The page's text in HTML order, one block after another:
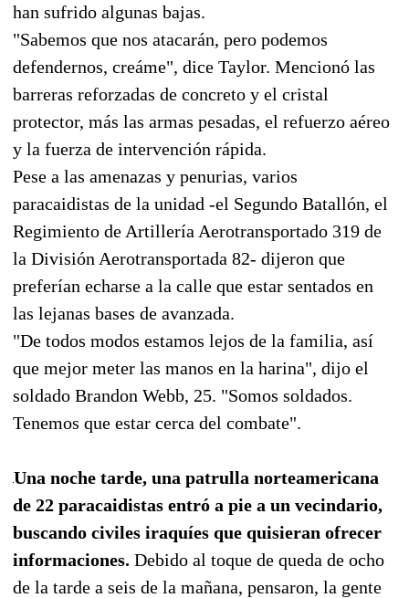
han sufrido algunas bajas.
"Sabemos que nos atacarán, pero podemos
defendernos, creáme", dice Taylor. Mencionó las
barreras reforzadas de concreto y el cristal
protector, más las armas pesadas, el refuerzo aéreo
y la fuerza de intervención rápida.
Pese a las amenazas y penurias, varios
paracaidistas de la unidad -el Segundo Batallón, el
Regimiento de Artillería Aerotransportado 319 de
la División Aerotransportada 82- dijeron que
preferían echarse a la calle que estar sentados en
las lejanas bases de avanzada.
"De todos modos estamos lejos de la familia, así
que mejor meter las manos en la harina", dijo el
soldado Brandon Webb, 25. "Somos soldados.
Tenemos que estar cerca del combate".
Una noche tarde, una patrulla norteamericana
de 22 paracaidistas entró a pie a un vecindario,
buscando civiles iraquíes que quisieran ofrecer
informaciones. Debido al toque de queda de ocho
de la tarde a seis de la mañana, pensaron, la gente